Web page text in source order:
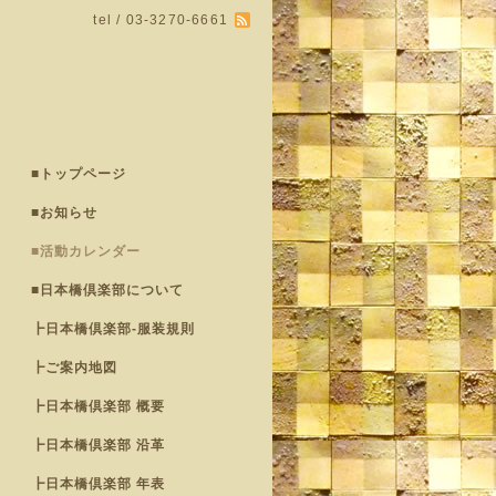
tel / 03-3270-6661
■トップページ
■お知らせ
■活動カレンダー
■日本橋倶楽部について
┣日本橋倶楽部-服装規則
┣ご案内地図
┣日本橋倶楽部 概要
┣日本橋倶楽部 沿革
┣日本橋倶楽部 年表